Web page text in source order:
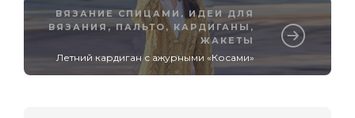
ВЯЗАНИЕ СПИЦАМИ , ИДЕИ ДЛЯ
ВЯЗАНИЯ,ПАЛЬТО, КАРДИГАНЫ,
ЖАКЕТЫ
Летний кардиган с ажурными «Косами»